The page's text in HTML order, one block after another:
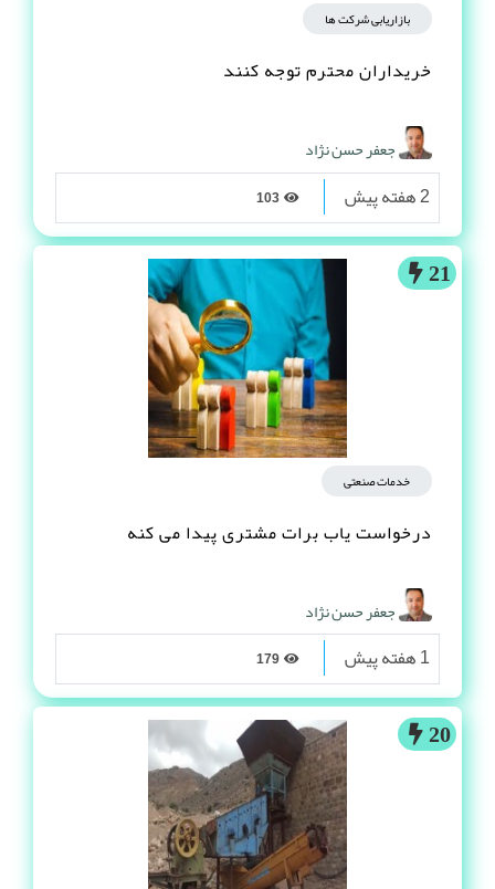
بازاریابی شرکت ها
خریداران محترم توجه کنند
جعفر حسن نژاد
2 هفته پیش
21
خدمات صنعتی
درخواست یاب برات مشتری پیدا می کنه
جعفر حسن نژاد
1 هفته پیش
20